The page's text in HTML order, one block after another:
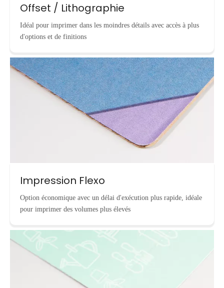
Offset / Lithographie
Idéal pour imprimer dans les moindres détails avec accès à plus
d'options et de finitions
Impression Flexo
Option économique avec un délai d'exécution plus rapide, idéale
pour imprimer des volumes plus élevés